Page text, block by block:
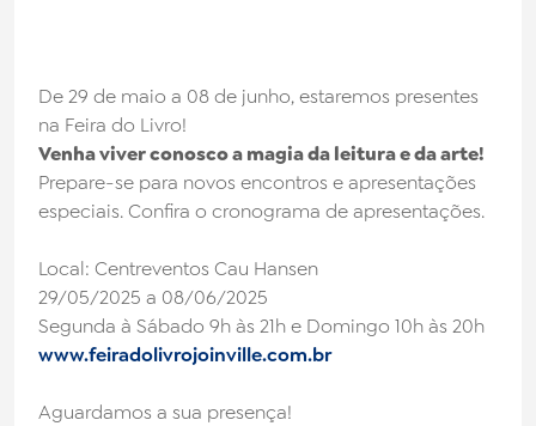
De 29 de maio a 08 de junho, estaremos presentes
na Feira do Livro!
Venha viver conosco a magia da leitura e da arte!
Prepare-se para novos encontros e apresentações
especiais. Confira o cronograma de apresentações.
Local: Centreventos Cau Hansen
29/05/2025 a 08/06/2025
Segunda à Sábado 9h às 21h e Domingo 10h às 20h
www.feiradolivrojoinville.com.br
Aguardamos a sua presença!